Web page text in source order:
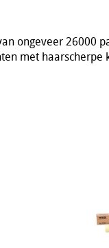
ongeveer 26000
met haarscherpe